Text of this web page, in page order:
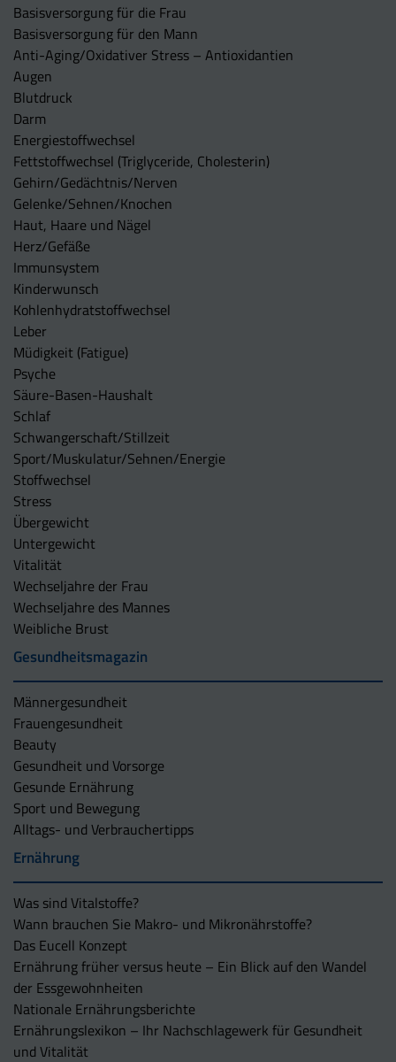
Basisversorgung für die Frau
Basisversorgung für den Mann
Anti-Aging/Oxidativer Stress – Antioxidantien
Augen
Blutdruck
Darm
Energiestoffwechsel
Fettstoffwechsel (Triglyceride, Cholesterin)
Gehirn/Gedächtnis/Nerven
Gelenke/Sehnen/Knochen
Haut, Haare und Nägel
Herz/Gefäße
Immunsystem
Kinderwunsch
Kohlenhydratstoffwechsel
Leber
Müdigkeit (Fatigue)
Psyche
Säure-Basen-Haushalt
Schlaf
Schwangerschaft/Stillzeit
Sport/Muskulatur/Sehnen/Energie
Stoffwechsel
Stress
Übergewicht
Untergewicht
Vitalität
Wechseljahre der Frau
Wechseljahre des Mannes
Weibliche Brust
Gesundheitsmagazin
Männergesundheit
Frauengesundheit
Beauty
Gesundheit und Vorsorge
Gesunde Ernährung
Sport und Bewegung
Alltags- und Verbrauchertipps
Ernährung
Was sind Vitalstoffe?
Wann brauchen Sie Makro- und Mikronährstoffe?
Das Eucell Konzept
Ernährung früher versus heute – Ein Blick auf den Wandel
der Essgewohnheiten
Nationale Ernährungsberichte
Ernährungslexikon – Ihr Nachschlagewerk für Gesundheit
und Vitalität